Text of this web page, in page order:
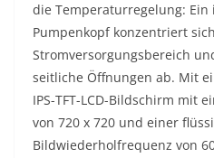
die Temperaturregelung:
Pumpenkopf konzentriert
Stromversorgungsbereich
seitliche Öffnungen ab. Mit
IPS-TFT-LCD-Bildschirm mit
von 720 x 720 und einer
Bildwiederholfrequenz von